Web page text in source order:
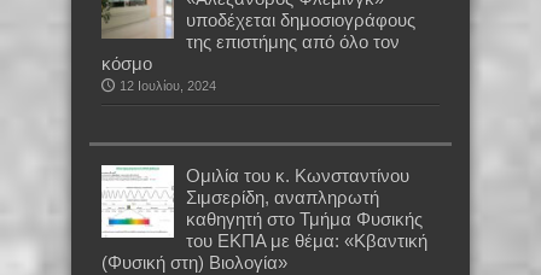
υποδέχεται δημοσιογράφους
της επιστήμης από όλο τον
κόσμο
12 Ιουλίου, 2024
Oμιλία του κ. Κωνσταντίνου
Σιμσερίδη, αναπληρωτή
καθηγητή στο Τμήμα Φυσικής
του ΕΚΠΑ με θέμα: «Κβαντική
(Φυσική στη) Βιολογία»